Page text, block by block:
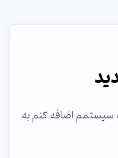
سیستمم اضافه کنم به